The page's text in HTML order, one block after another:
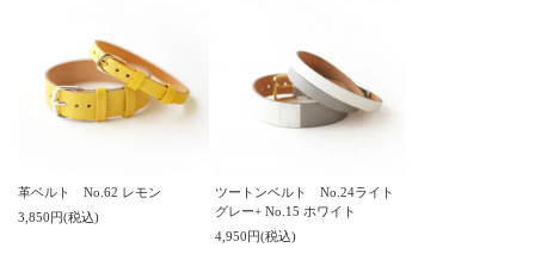
革ベルト No.62 レモン
3,850円(税込)
ツートンベルト No.24ライト
グレー+ No.15 ホワイト
4,950円(税込)